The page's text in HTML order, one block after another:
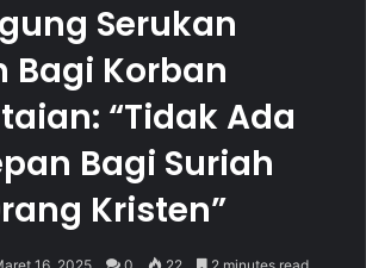
Serukan
Bagi Korban
“Tidak Ada
Bagi Suriah
Kristen”